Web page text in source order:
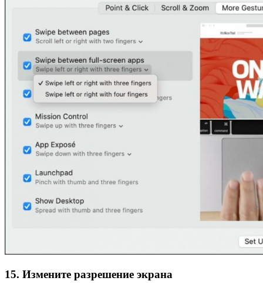
15. Измените разрешение экрана